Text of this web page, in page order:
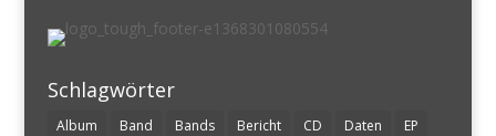
Schlagwörter
Album Band Bands Bericht CD Daten EP